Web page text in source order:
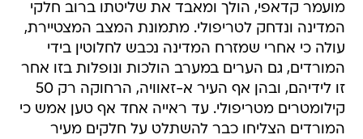
מועמר קדאפי, הולך ומאבד את שליטתו ברוב חלקי
המדינה ונדחק לטריפולי. מתמונת המצב המצטיירת,
עולה כי אחרי שמזרח המדינה נכבש לחלוטין בידי
המורדים, גם הערים במערב הולכות ונופלות בזו אחר
זו לידיהם, ובהן אף העיר א-זאוויה, הרחוקה רק 50
קילומטרים מטריפולי. עד ראייה אחד אף טען אמש כי
המורדים הצליחו כבר להשתלט על חלקים מעיר